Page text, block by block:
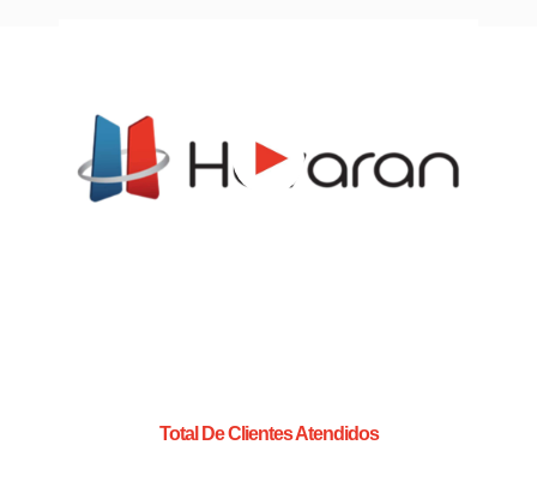
Total De Clientes Atendidos